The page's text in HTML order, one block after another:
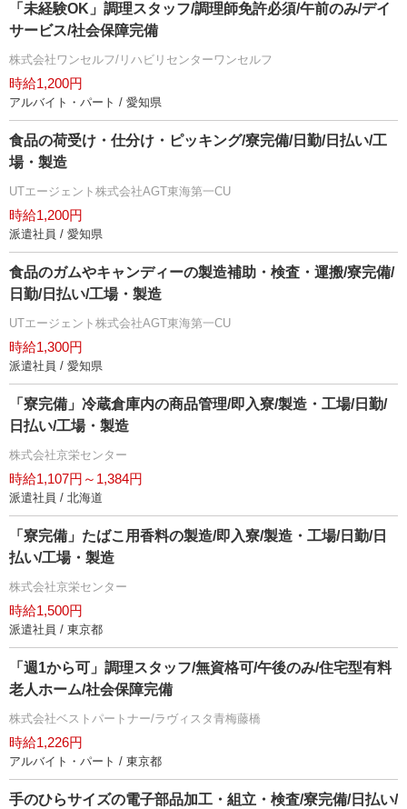
「未経験OK」調理スタッフ/調理師免許必須/午前のみ/デイ
サービス/社会保障完備
株式会社ワンセルフ/リハビリセンターワンセルフ
時給1,200円
アルバイト・パート / 愛知県
食品の荷受け・仕分け・ピッキング/寮完備/日勤/日払い/工
場・製造
UTエージェント株式会社AGT東海第一CU
時給1,200円
派遣社員 / 愛知県
食品のガムやキャンディーの製造補助・検査・運搬/寮完備/
日勤/日払い/工場・製造
UTエージェント株式会社AGT東海第一CU
時給1,300円
派遣社員 / 愛知県
「寮完備」冷蔵倉庫内の商品管理/即入寮/製造・工場/日勤/
日払い/工場・製造
株式会社京栄センター
時給1,107円～1,384円
派遣社員 / 北海道
「寮完備」たばこ用香料の製造/即入寮/製造・工場/日勤/日
払い/工場・製造
株式会社京栄センター
時給1,500円
派遣社員 / 東京都
「週1から可」調理スタッフ/無資格可/午後のみ/住宅型有料
老人ホーム/社会保障完備
株式会社ベストパートナー/ラヴィスタ青梅藤橋
時給1,226円
アルバイト・パート / 東京都
手のひらサイズの電子部品加工・組立・検査/寮完備/日払い/